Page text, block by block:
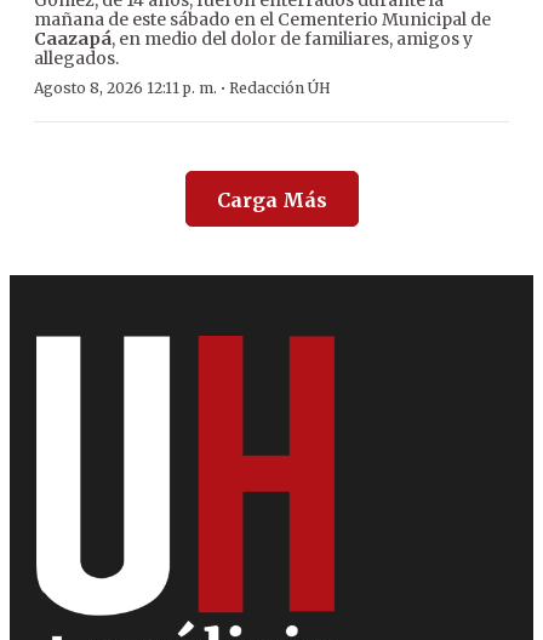
mañana de este sábado en el Cementerio Municipal de
Caazapá, en medio del dolor de familiares, amigos y
allegados.
Agosto 8, 2026 12:11 p. m. · Redacción ÚH
Carga Más